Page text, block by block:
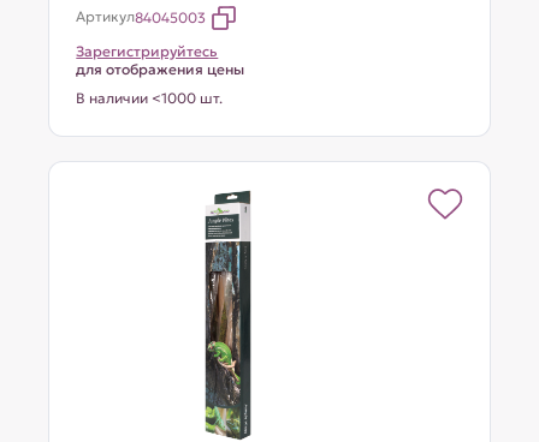
Артикул84045003
Зарегистрируйтесь
для отображения цены
В наличии <1000 шт.